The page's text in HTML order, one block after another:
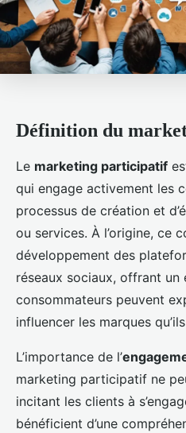
Définition du
Le marketing participatif
qui engage activement les
processus de création et
ou services. À l’origine, ce
développement des
réseaux sociaux, offrant un
consommateurs peuvent
influencer les marques
L’importance de l’
marketing participatif ne
incitant les clients à
bénéficient d’une